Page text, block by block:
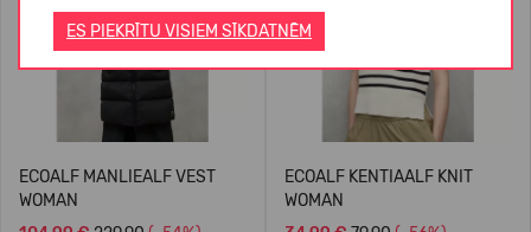
ES PIEKRĪTU VISIEM SĪKDATNĒM
ECOALF MANLIEALF VEST
WOMAN
ECOALF KENTIAALF KNIT
WOMAN